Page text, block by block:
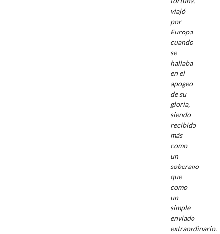
viajó
por
Europa
cuando
se
hallaba
en el
apogeo
de su
gloria,
siendo
recibido
más
como
un
soberano
que
como
un
simple
enviado
extraordinario.